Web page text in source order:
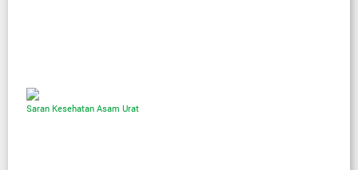
Saran Kesehatan Asam Urat